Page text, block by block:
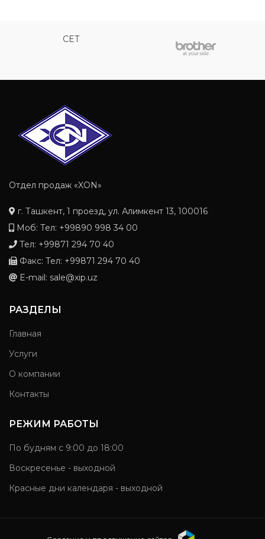
CET
Отдел продаж «XON»
г. Ташкент, 1 проезд, ул. Алимкент 13, 100016
Моб: Тел: +99890 998 34 00
Тел: +99871 294 70 40
Факс: Тел: +99871 294 70 40
E-mail: sale@xip.uz
РАЗДЕЛЫ
Главная
Услуги
О компании
Контакты
РЕЖИМ РАБОТЫ
По будням с 9:00 до 18:00
Воскресенье - выходной
Красные дни календаря - выходной